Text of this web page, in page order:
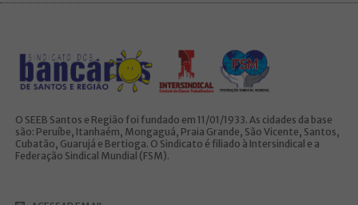
O SEEB Santos e Região foi fundado em 11/01/1933. As cidades da base
são: Peruíbe, Itanhaém, Mongaguá, Praia Grande, São Vicente, Santos,
Cubatão, Guarujá e Bertioga. O Sindicato é filiado à Intersindical e a
Federação Sindical Mundial (FSM).